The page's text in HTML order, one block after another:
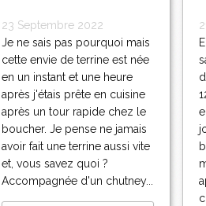
23 Septembre 2022
Je ne sais pas pourquoi mais
cette envie de terrine est née
en un instant et une heure
après j'étais prête en cuisine
après un tour rapide chez le
boucher. Je pense ne jamais
avoir fait une terrine aussi vite
et, vous savez quoi ?
Accompagnée d'un chutney...